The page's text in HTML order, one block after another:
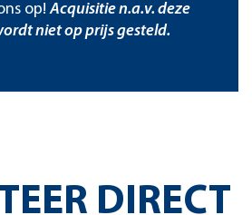
op!Acquisitie n.a.v. deze
niet op prijs gesteld.
DIRECT